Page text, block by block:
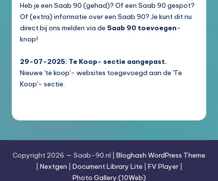
Heb je een Saab 90 (gehad)? Of een Saab 90 gespot?
Of (extra) informatie over een Saab 90? Je kunt dit nu
direct bij ons melden via de Saab 90 toevoegen-
knop!
29-07-2025: Te Koop- sectie aangepast.
Nieuwe 'te koop'- websites toegevoegd aan de 'Te
Koop'- sectie.
Copyright 2026 — Saab-90.nl | Bloghash WordPress Theme
Nextgen Document Library Lite FV Player|
Photo Gallery (10Web)